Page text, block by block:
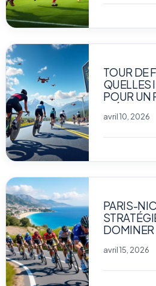
TOUR DE
QUELLES
POUR UN
avril 10, 2026
PARIS-
avril 15, 2026